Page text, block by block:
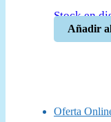
Stock en
Añadir
Oferta